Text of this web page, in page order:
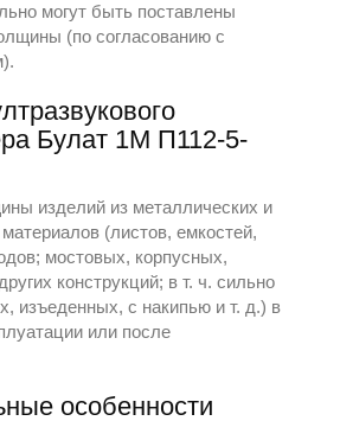
могут быть поставлены
(по согласованию с
Булат 1М П112-5-
изделий из металлических и
(листов, емкостей,
мостовых, корпусных,
конструкций; в т. ч. сильно
изъеденных, с накипью и т. д.) в
или после
особенности